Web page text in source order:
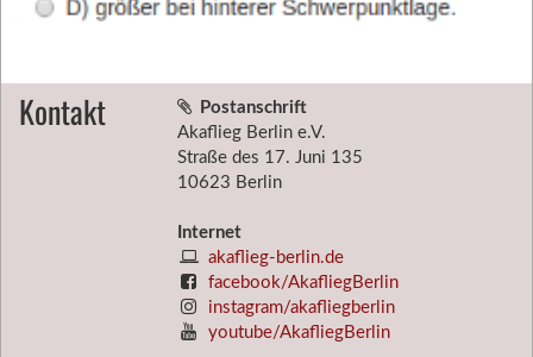
Kontakt
Postanschrift
Akaflieg Berlin e.V.
Straße des 17. Juni 135
10623 Berlin
Internet
akaflieg-berlin.de
facebook/AkafliegBerlin
instagram/akafliegberlin
youtube/AkafliegBerlin